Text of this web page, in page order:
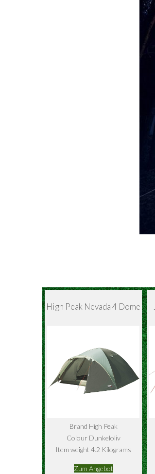
High Peak Nevada 4 Dome
Brand High Peak
Colour Dunkeloliv
Item weight 4.2 Kilograms
Zum Angebot